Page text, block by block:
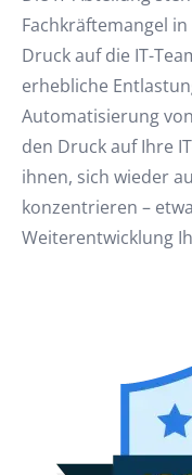
Fachkräftemangel
Druck auf die IT-
erhebliche
Automatisierung
den Druck auf Ihre
ihnen, sich wieder
konzentrieren –
Weiterentwicklung